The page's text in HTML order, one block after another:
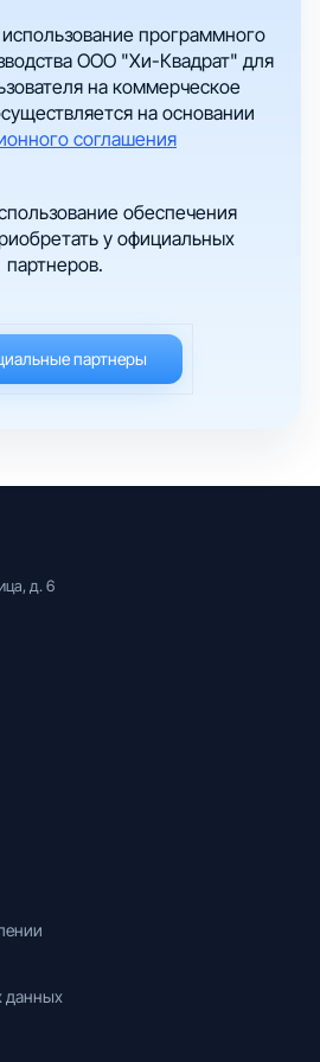
программного
ООО "Хи-Квадрат" для
на коммерческое
на основании
соглашения
обеспечения
у официальных
партнеров.
партнеры
д. 6
данных